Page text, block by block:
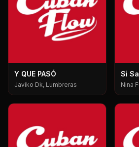
Y QUE PASÓ
Javiko Dk, Lumbreras
Si
Nina